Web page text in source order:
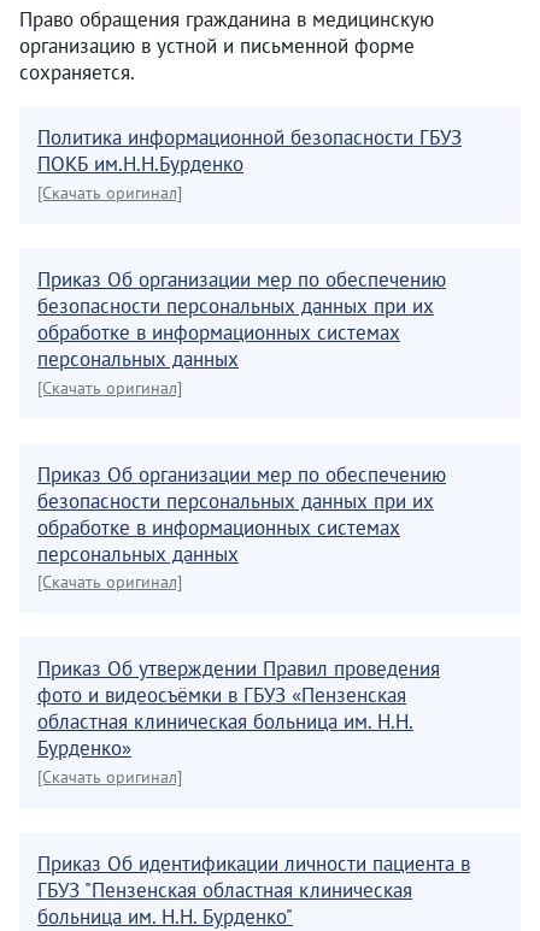
Право обращения гражданина в медицинскую
организацию в устной и письменной форме
сохраняется.
Политика информационной безопасности ГБУЗ
ПОКБ им.Н.Н.Бурденко
[Скачать оригинал]
Приказ Об организации мер по обеспечению
безопасности персональных данных при их
обработке в информационных системах
персональных данных
[Скачать оригинал]
Приказ Об организации мер по обеспечению
безопасности персональных данных при их
обработке в информационных системах
персональных данных
[Скачать оригинал]
Приказ Об утверждении Правил проведения
фото и видеосъёмки в ГБУЗ «Пензенская
областная клиническая больница им. Н.Н.
Бурденко»
[Скачать оригинал]
Приказ Об идентификации личности пациента в
ГБУЗ "Пензенская областная клиническая
больница им. Н.Н. Бурденко"